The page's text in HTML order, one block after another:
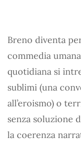
Breno diventa
commedia
quotidiana si
sublimi (una
all’eroismo) o
senza soluzione
la coerenza